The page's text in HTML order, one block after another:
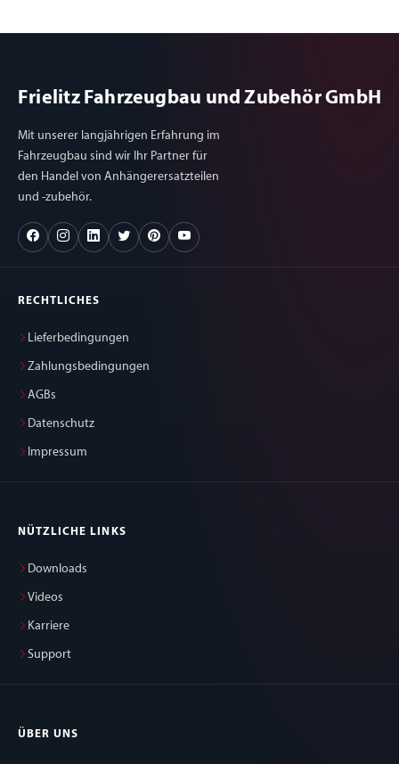
Frielitz Fahrzeugbau und Zubehör GmbH
Mit unserer langjährigen Erfahrung im
Fahrzeugbau sind wir Ihr Partner für
den Handel von Anhängerersatzteilen
und -zubehör.
RECHTLICHES
Lieferbedingungen
Zahlungsbedingungen
AGBs
Datenschutz
Impressum
NÜTZLICHE LINKS
Downloads
Videos
Karriere
Support
ÜBER UNS